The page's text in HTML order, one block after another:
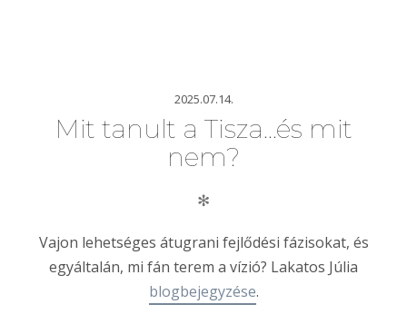
2025.07.14.
Mit tanult a Tisza…és mit
nem?
✻
Vajon lehetséges átugrani fejlődési fázisokat, és
egyáltalán, mi fán terem a vízió? Lakatos Júlia
blogbejegyzése.